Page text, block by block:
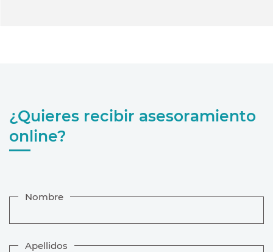
¿Quieres recibir asesoramiento
online?
Nombre
Apellidos